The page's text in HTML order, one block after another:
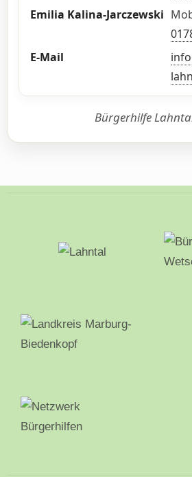
Emilia Kalina-Jarczewski
E-Mail
Bürgerhilfe Lahntal